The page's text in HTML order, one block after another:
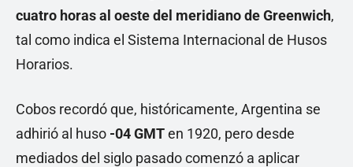
cuatro horas al oeste del meridiano de Greenwich,
tal como indica el Sistema Internacional de Husos
Horarios.
Cobos recordó que, históricamente, Argentina se
adhirió al huso -04 GMTen 1920, pero desde
mediados del siglo pasado comenzó a aplicar